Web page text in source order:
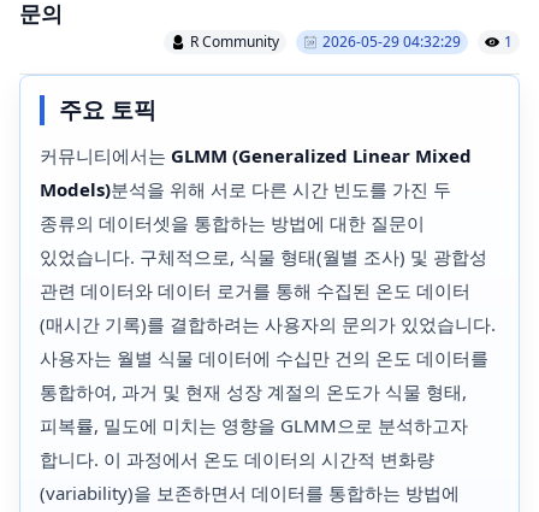
문의
R Community 2026-05-29 04:32:29 1
주요 토픽
커뮤니티에서는 GLMM (Generalized Linear Mixed
Models)분석을 위해 서로 다른 시간 빈도를 가진 두
종류의 데이터셋을 통합하는 방법에 대한 질문이
있었습니다. 구체적으로, 식물 형태(월별 조사) 및 광합성
관련 데이터와 데이터 로거를 통해 수집된 온도 데이터
(매시간 기록)를 결합하려는 사용자의 문의가 있었습니다.
사용자는 월별 식물 데이터에 수십만 건의 온도 데이터를
통합하여, 과거 및 현재 성장 계절의 온도가 식물 형태,
피복률, 밀도에 미치는 영향을 GLMM으로 분석하고자
합니다. 이 과정에서 온도 데이터의 시간적 변화량
(variability)을 보존하면서 데이터를 통합하는 방법에